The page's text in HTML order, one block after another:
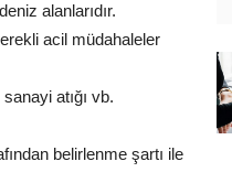
alanlarıdır.
acil müdahaleler
atığı vb.
belirlenme şartı ile